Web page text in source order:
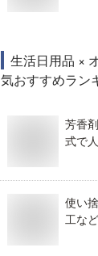
生活日用品 ×
気おすすめラン
芳香
式で
使い
工な